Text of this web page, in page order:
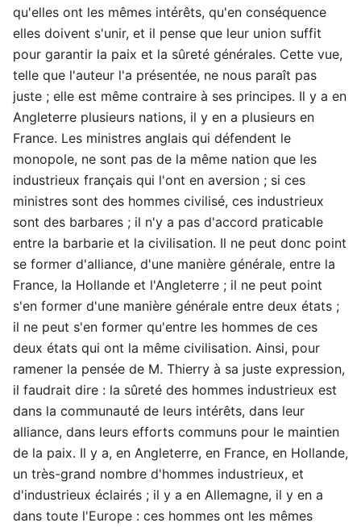
qu'elles ont les mêmes intérêts, qu'en conséquence
elles doivent s'unir, et il pense que leur union suffit
pour garantir la paix et la sûreté générales. Cette vue,
telle que l'auteur l'a présentée, ne nous paraît pas
juste ; elle est même contraire à ses principes. Il y a en
Angleterre plusieurs nations, il y en a plusieurs en
France. Les ministres anglais qui défendent le
monopole, ne sont pas de la même nation que les
industrieux français qui l'ont en aversion ; si ces
ministres sont des hommes civilisé, ces industrieux
sont des barbares ; il n'y a pas d'accord praticable
entre la barbarie et la civilisation. Il ne peut donc point
se former d'alliance, d'une manière générale, entre la
France, la Hollande et l'Angleterre ; il ne peut point
s'en former d'une manière générale entre deux états ;
il ne peut s'en former qu'entre les hommes de ces
deux états qui ont la même civilisation. Ainsi, pour
ramener la pensée de M. Thierry à sa juste expression,
il faudrait dire : la sûreté des hommes industrieux est
dans la communauté de leurs intérêts, dans leur
alliance, dans leurs efforts communs pour le maintien
de la paix. Il y a, en Angleterre, en France, en Hollande,
un très-grand nombre d'hommes industrieux, et
d'industrieux éclairés ; il y a en Allemagne, il y en a
dans toute l'Europe : ces hommes ont les mêmes